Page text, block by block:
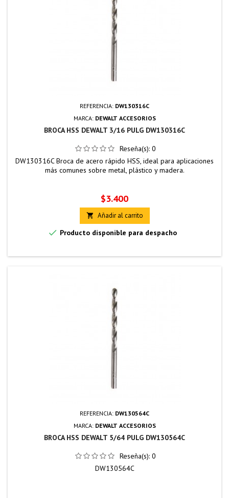
REFERENCIA: DW130316C
MARCA: DEWALT ACCESORIOS
BROCA HSS DEWALT 3/16 PULG DW130316C
Reseña(s): 0
DW130316C Broca de acero rápido HSS, ideal para aplicaciones
más comunes sobre metal, plástico y madera.
Precio
$3.400
 Añadir al carrito
 Producto disponible para despacho
REFERENCIA: DW130564C
MARCA: DEWALT ACCESORIOS
BROCA HSS DEWALT 5/64 PULG DW130564C
Reseña(s): 0
DW130564C